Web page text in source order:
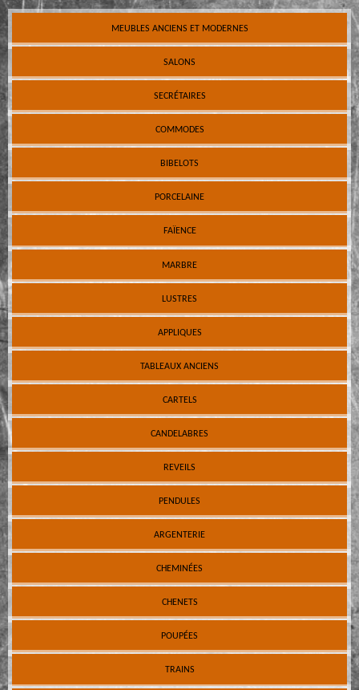
MEUBLES ANCIENS ET MODERNES
SALONS
SECRÉTAIRES
COMMODES
BIBELOTS
PORCELAINE
FAÏENCE
MARBRE
LUSTRES
APPLIQUES
TABLEAUX ANCIENS
CARTELS
CANDELABRES
REVEILS
PENDULES
ARGENTERIE
CHEMINÉES
CHENETS
POUPÉES
TRAINS